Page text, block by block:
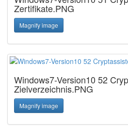
Zertifikate.PNG
Magnify image
Windows7-Version10 52
Zielverzeichnis.PNG
Magnify image